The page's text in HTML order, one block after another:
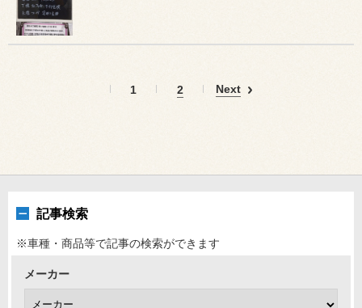
1 2 Next
記事検索
※車種・商品等で記事の検索ができます
メーカー